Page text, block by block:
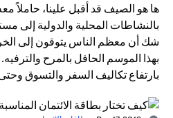
ها هو الصيف قد أقبل علينا، حاملاً
بالنشاطات المحلية والدولية إلى
شك أن معظم الناس يتوقون إلى
بهذا الموسم الحافل بالمرح
بارتفاع تكاليف السفر والتسوق